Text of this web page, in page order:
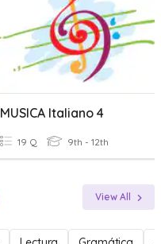
MUSICA Italiano 4
19 Q 9th - 12th
View All